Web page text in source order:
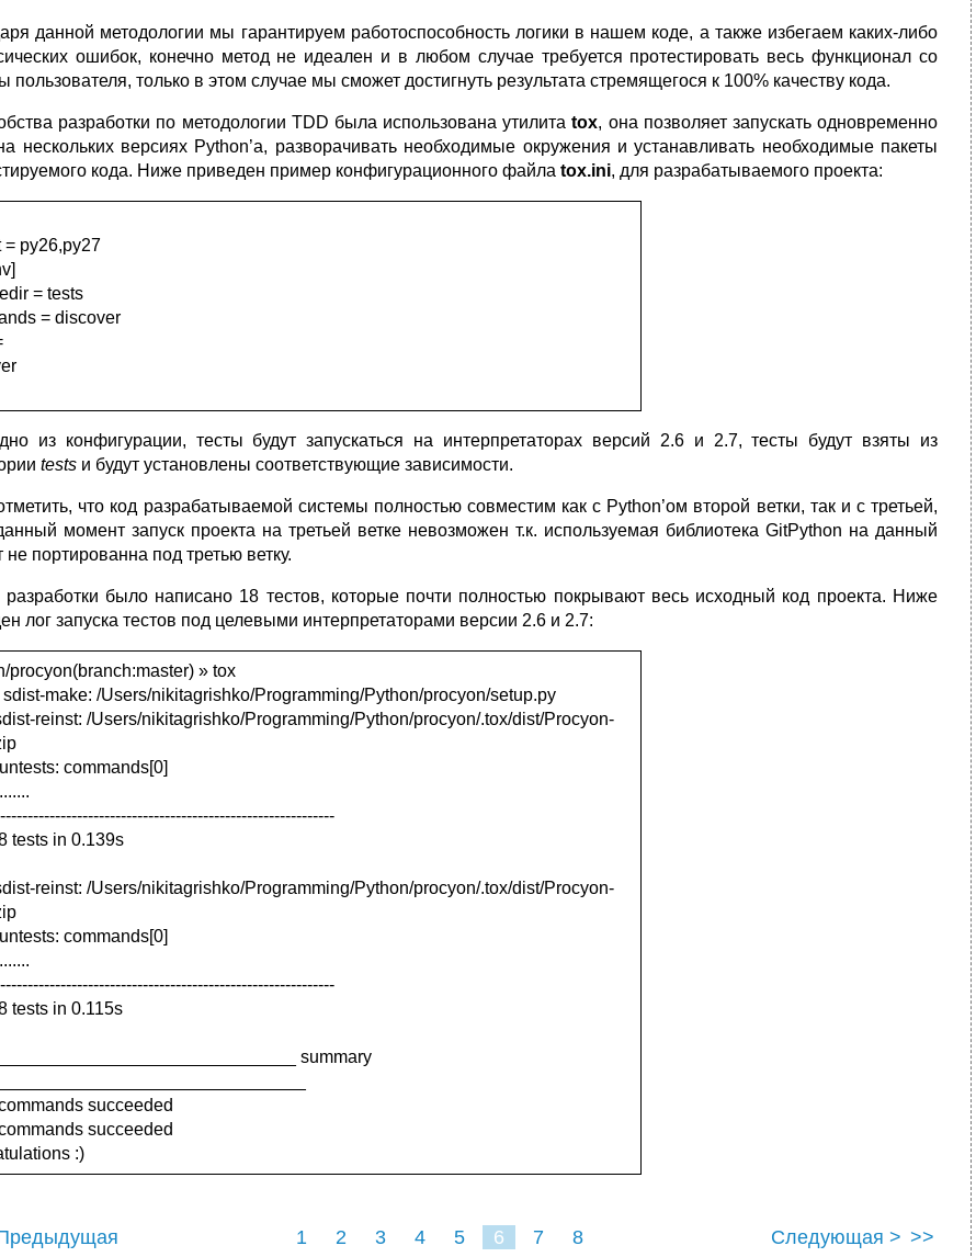
данной методологии мы гарантируем работоспособность логики в нашем коде, а также избегаем каких-либо
ошибок, конечно метод не идеален и в любом случае требуется протестировать весь функционал со
пользователя, только в этом случае мы сможет достигнуть результата стремящегося к 100% качеству кода.
разработки по методологии TDD была использована утилитаtox, она позволяет запускать одновременно
нескольких версиях Python’а, разворачивать необходимые окружения и устанавливать необходимые пакеты
кода. Ниже приведен пример конфигурационного файла tox.ini, для разрабатываемого проекта:
= py26,py27
= tests
= discover
из конфигурации, тесты будут запускаться на интерпретаторах версий 2.6 и 2.7, тесты будут взяты из
tests и будут установлены соответствующие зависимости.
что код разрабатываемой системы полностью совместим как с Python’ом второй ветки, так и с третьей,
момент запуск проекта на третьей ветке невозможен т.к. используемая библиотека GitPython на данный
портированна под третью ветку.
было написано 18 тестов, которые почти полностью покрывают весь исходный код проекта. Ниже
лог запуска тестов под целевыми интерпретаторами версии 2.6 и 2.7:
procyon(branch:master) » tox
make: /Users/nikitagrishko/Programming/Python/procyon/setup.py
reinst: /Users/nikitagrishko/Programming/Python/procyon/.tox/dist/Procyon-
commands[0]
tests in 0.139s
reinst: /Users/nikitagrishko/Programming/Python/procyon/.tox/dist/Procyon-
commands[0]
tests in 0.115s
summary
succeeded
succeeded
:)
1 2 3 4 5 6 7 8 Следующая > >>